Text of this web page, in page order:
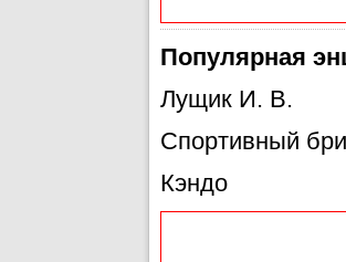
Популярная
Лущик И. В.
Спортивный
Кэндо